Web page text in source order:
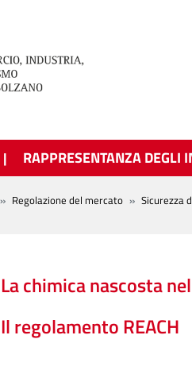
RAPPRESENTANZA DEGLI
Regolazione del mercato Sicurezza
La chimica nascosta
Il regolamento REACH